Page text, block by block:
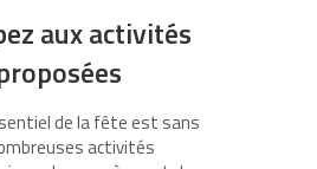
aux activités
de la fête est sans
activités